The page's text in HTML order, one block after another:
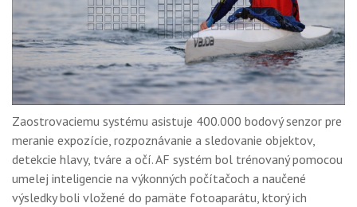
Zaostrovaciemu systému asistuje 400.000 bodový senzor pre
meranie expozície, rozpoznávanie a sledovanie objektov,
detekcie hlavy, tváre a očí. AF systém bol trénovaný pomocou
umelej inteligencie na výkonných počítačoch a naučené
výsledky boli vložené do pamäte fotoaparátu, ktorý ich